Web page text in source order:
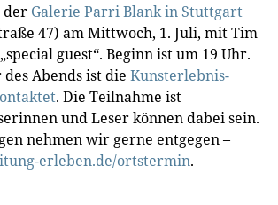
der Galerie Parri Blank in Stuttgart
47) am Mittwoch, 1. Juli, mit Tim
guest“. Beginn ist um 19 Uhr.
Abends ist die Kunsterlebnis-
. Die Teilnahme ist
und Leser können dabei sein.
nehmen wir gerne entgegen –
erleben.de/ortstermin.